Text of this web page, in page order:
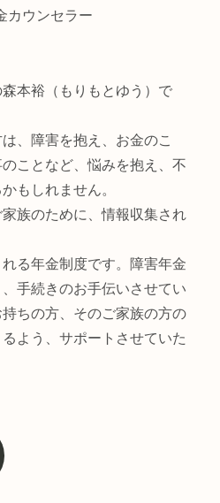
カウンセラー
森本裕（もりもとゆう）で
、障害を抱え、お金のこ
ことなど、悩みを抱え、不
もしれません。
族のために、情報収集され
る年金制度です。障害年金
手続きのお手伝いさせてい
ちの方、そのご家族の方の
よう、サポートさせていた